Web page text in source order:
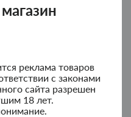
реклама товаров
с законами
сайта разрешен
18 лет.
Focus з USB
деревянная прямая